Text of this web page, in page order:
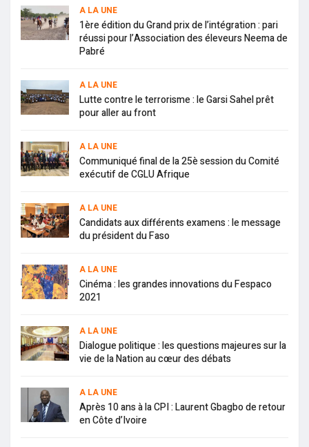
A LA UNE
1ère édition du Grand prix de l’intégration : pari
réussi pour l’Association des éleveurs Neema de
Pabré
A LA UNE
Lutte contre le terrorisme : le Garsi Sahel prêt
pour aller au front
A LA UNE
Communiqué final de la 25è session du Comité
exécutif de CGLU Afrique
A LA UNE
Candidats aux différents examens : le message
du président du Faso
A LA UNE
Cinéma : les grandes innovations du Fespaco
2021
A LA UNE
Dialogue politique : les questions majeures sur la
vie de la Nation au cœur des débats
A LA UNE
Après 10 ans à la CPI : Laurent Gbagbo de retour
en Côte d’Ivoire